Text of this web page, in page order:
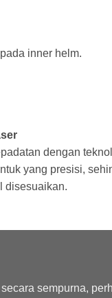
inner helm.
dengan
yang presisi,
disesuaikan.
sempurna,